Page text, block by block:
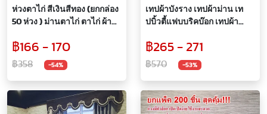
ห่วงตาไก่ สีเงินสีทอง (ยกกล่อง
50 ห่วง ) ม่านตาไก่ ตาไก่ ผ้า
฿166 - 170
฿358 -54%
เทปผ้าบังราง เทปผ้าม่าน เท
ปบิ้วตี้แฟบบริคบ๊อก เทปผ้า
฿265 - 271
฿570 -53%